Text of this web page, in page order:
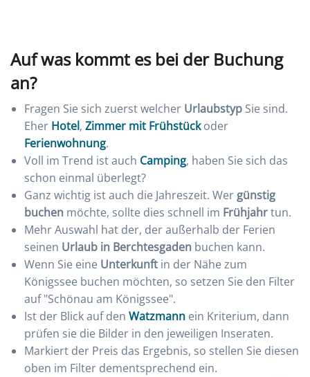
Auf was kommt es bei der Buchung
an?
Fragen Sie sich zuerst welcher Urlaubstyp Sie sind.
Eher Hotel, Zimmer mit Frühstückoder
Ferienwohnung.
Voll im Trend ist auch Camping, haben Sie sich das
schon einmal überlegt?
Ganz wichtig ist auch die Jahreszeit. Wer günstig
buchen möchte, sollte dies schnell im Frühjahrtun.
Mehr Auswahl hat der, der außerhalb der Ferien
seinen Urlaub in Berchtesgaden buchen kann.
Wenn Sie eine Unterkunft in der Nähe zum
Königssee buchen möchten, so setzen Sie den Filter
auf "Schönau am Königssee".
Ist der Blick auf den Watzmann ein Kriterium, dann
prüfen sie die Bilder in den jeweiligen Inseraten.
Markiert der Preis das Ergebnis, so stellen Sie diesen
oben im Filter dementsprechend ein.